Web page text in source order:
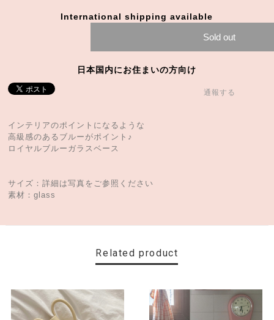
International shipping available
Sold out
日本国内にお住まいの方向け
通報する
インテリアのポイントになるような
高級感のあるブルーがポイント♪
ロイヤルブルーガラスベース
サイズ：詳細は写真をご参照ください
素材：glass
Related product